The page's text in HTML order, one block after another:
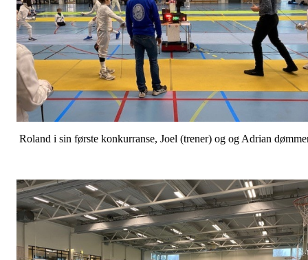
Roland i sin første konkurranse, Joel (trener) og og Adrian